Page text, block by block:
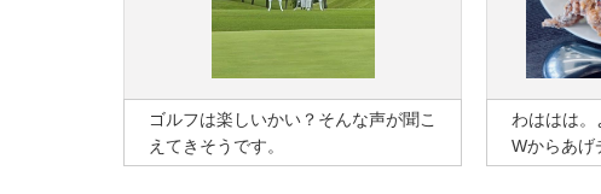
ゴルフは楽しいかい？そんな声が聞こ
えてきそうです。
わははは
Wからあげ